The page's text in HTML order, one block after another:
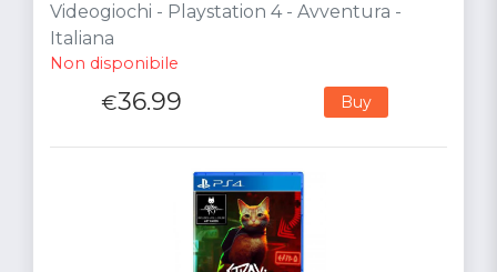
Videogiochi - Playstation 4 - Avventura -
Italiana
Non disponibile
€36.99 Buy